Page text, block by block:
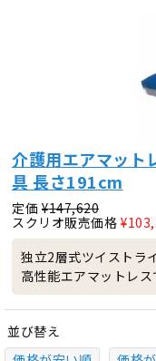
介護用エアマット
具 長さ191cm
定価 ¥147,620
スクリオ販売価格 ¥
独立2層式ツイストラ
高性能エアマットレス
並び替え